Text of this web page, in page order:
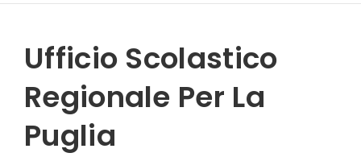
Ufficio Scolastico
Regionale Per La
Puglia